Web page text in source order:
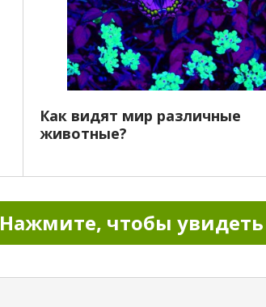
Как видят мир различные
животные?
Нажмите, чтобы